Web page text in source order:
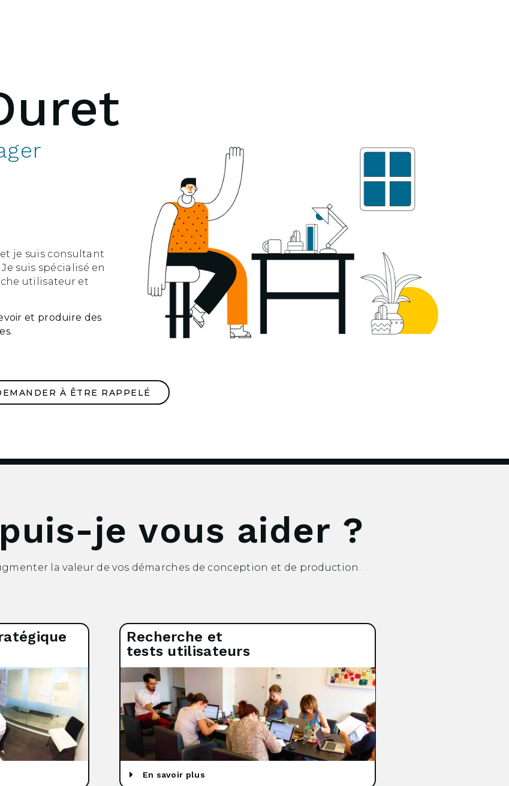
je suis consultant
suis spécialisé en
utilisateur et
et produire des
À ÊTRE RAPPELÉ
je vous aider ?
la valeur de vos démarches de conception et de production.
Recherche et
tests utilisateurs
En savoir plus